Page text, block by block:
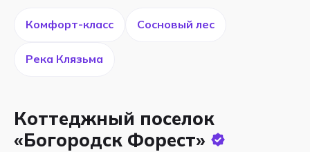
Коттеджный поселок
«Богородск Форест»
Комфорт-класс Сосновый лес
Река Клязьма